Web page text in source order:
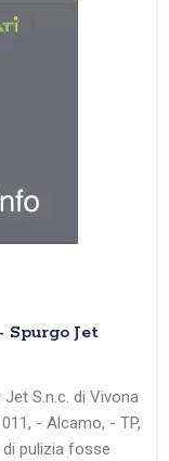
Jet
S.n.c. di Vivona
- Alcamo, - TP,
pulizia fosse